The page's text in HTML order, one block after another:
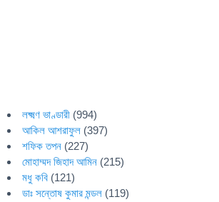
লক্ষ্মণ ভাণ্ডারী (994)
আকিল আশরাফুল (397)
শফিক তপন (227)
মোহাম্মদ জিহাদ আমিন (215)
মধু কবি (121)
ডাঃ সন্তোষ কুমার মন্ডল (119)